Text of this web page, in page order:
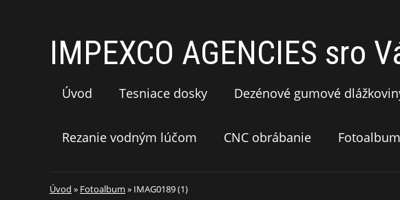
IMPEXCO AGENCIES sro
Úvod Tesniace dosky Dezénové gumové
Rezanie vodným lúčom CNC obrábanie Fotoalbum
Úvod » Fotoalbum » IMAG0189 (1)